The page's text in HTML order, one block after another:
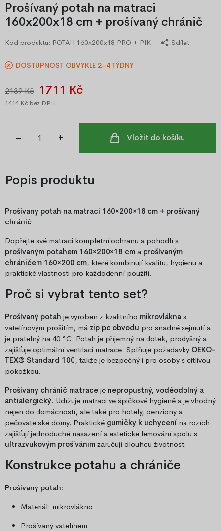
Prošívaný potah na matraci
160x200x18 cm + prošívaný chránič
Kód produktu: POTAH 160x200x18 PRO + PIK Sdílet
DOSTUPNOST OBVYKLE 2–4 TÝDNY
2139 Kč 1711 Kč
1414 Kč bez DPH
– + Vložit do košíku
Popis produktu
Prošívaný potah na matraci 160×200×18 cm + prošívaný
chránič
Dopřejte své matraci kompletní ochranu a pohodlí s
prošívaným potahem 160×200×18 cm a prošívaným
chráničem 160×200 cm, které kombinují kvalitu, hygienu a
praktické vlastnosti pro každodenní použití.
Proč si vybrat tento set?
Prošívaný potah je vyroben z kvalitního mikrovlákna s
vatelínovým prošitím, má zip po obvodu pro snadné sejmutí a
je pratelný na 40 °C. Potah je příjemný na dotek, prodyšný a
zajišťuje optimální ventilaci matrace. Splňuje požadavky OEKO-
TEX® Standard 100, takže je bezpečný i pro osoby s citlivou
pokožkou.
Prošívaný chránič matrace je nepropustný, voděodolný a
antialergický. Udržuje matraci ve špičkové hygieně a je vhodný
nejen do domácností, ale také pro hotely, penziony a
pečovatelské domy. Praktické gumičky k uchycení na rozích
zajišťují jednoduché nasazení a estetické lemování spolu s
ultrazvukovým prošíváním zaručují dlouhou životnost.
Konstrukce potahu a chrániče
Prošívaný potah:
Materiál: mikrovlákno
Prošívaný vatelínem